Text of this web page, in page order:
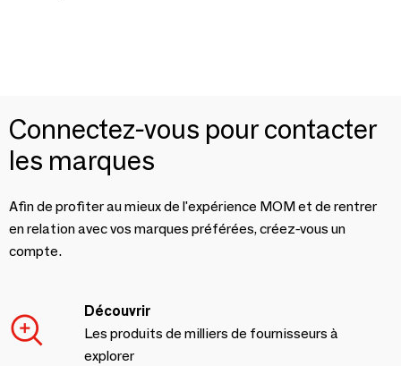
Connectez-vous pour contacter
les marques
Afin de profiter au mieux de l'expérience MOM et de rentrer
en relation avec vos marques préférées, créez-vous un
compte.
Découvrir
Les produits de milliers de fournisseurs à
explorer